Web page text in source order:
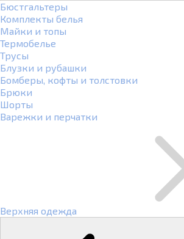
Бюстгальтеры
Комплекты белья
Майки и топы
Термобелье
Трусы
Блузки и рубашки
Бомберы, кофты и толстовки
Брюки
Шорты
Варежки и перчатки
Верхняя одежда